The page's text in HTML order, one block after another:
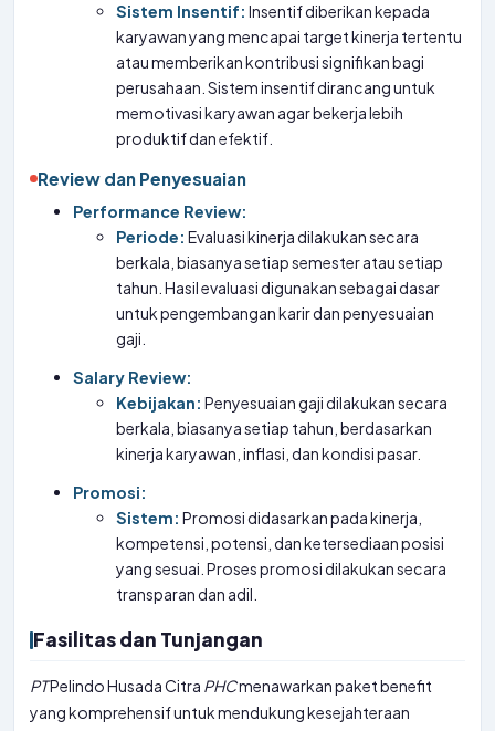
Sistem Insentif: Insentif diberikan kepada
karyawan yang mencapai target kinerja tertentu
atau memberikan kontribusi signifikan bagi
perusahaan. Sistem insentif dirancang untuk
memotivasi karyawan agar bekerja lebih
produktif dan efektif.
Review dan Penyesuaian
Performance Review:
Periode: Evaluasi kinerja dilakukan secara
berkala, biasanya setiap semester atau setiap
tahun. Hasil evaluasi digunakan sebagai dasar
untuk pengembangan karir dan penyesuaian
gaji.
Salary Review:
Kebijakan: Penyesuaian gaji dilakukan secara
berkala, biasanya setiap tahun, berdasarkan
kinerja karyawan, inflasi, dan kondisi pasar.
Promosi:
Sistem: Promosi didasarkan pada kinerja,
kompetensi, potensi, dan ketersediaan posisi
yang sesuai. Proses promosi dilakukan secara
transparan dan adil.
Fasilitas dan Tunjangan
PTPelindo Husada Citra PHCmenawarkan paket benefit
yang komprehensif untuk mendukung kesejahteraan